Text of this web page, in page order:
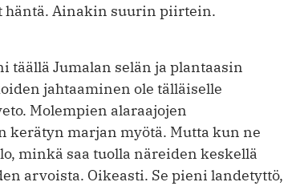
häntä. Ainakin suurin piirtein.
Jumalan selän ja plantaasin
jahtaaminen ole tälläiselle
Molempien alaraajojen
marjan myötä. Mutta kun ne
minkä saa tuolla näreiden keskellä
arvoista. Oikeasti. Se pieni landetyttö,